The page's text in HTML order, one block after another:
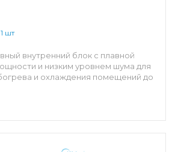
1 шт
внутренний блок с плавной
и низким уровнем шума для
и охлаждения помещений до